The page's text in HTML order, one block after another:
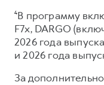
⁴В программу
F7x, DARGO
2026 года
и 2026 года
За